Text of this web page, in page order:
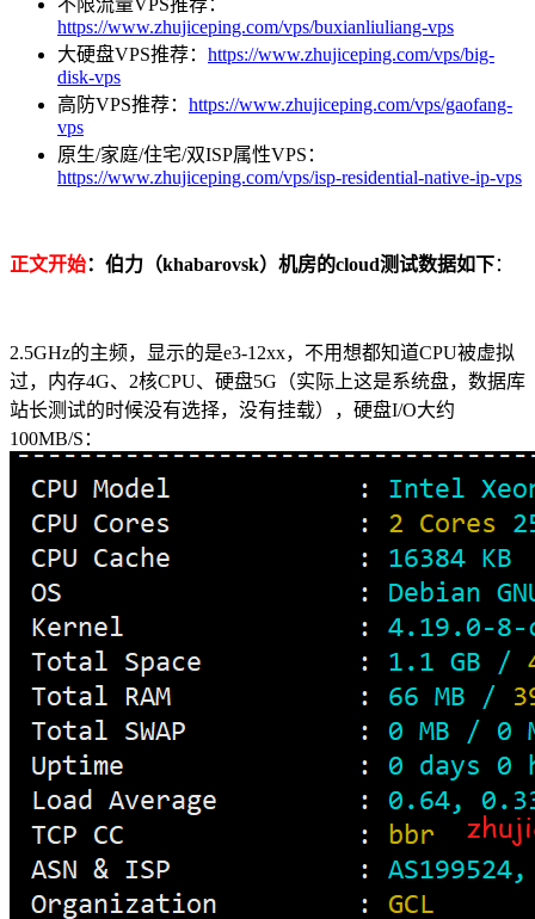
https://www.zhujiceping.com/vps/buxianliuliang-vps
大硬盘VPS推荐： https://www.zhujiceping.com/vps/big-
disk-vps
高防VPS推荐： https://www.zhujiceping.com/vps/gaofang-
vps
原生/家庭/住宅/双ISP属性VPS：
https://www.zhujiceping.com/vps/isp-residential-native-ip-vps
正文开始：伯力（khabarovsk）机房的cloud测试数据如下：
2.5GHz的主频，显示的是e3-12xx，不用想都知道CPU被虚拟
过，内存4G、2核CPU、硬盘5G（实际上这是系统盘，数据库
站长测试的时候没有选择，没有挂载），硬盘I/O大约
100MB/S：